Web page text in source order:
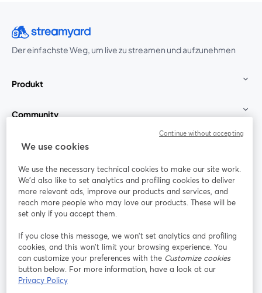
Der einfachste Weg, um live zu streamen und aufzunehmen
Produkt
Community
StreamYard für
Mitmachen
Webinar Facebook
wird in einem neuen Tab geöffnet
X (Twitter)
wird in einem neuen Tab geöffnet
Nutzungsbedingungen
We use cookies
We use the necessary technical cookies to make our site work.
We'd also like to set analytics and profiling cookies to deliver
more relevant ads, improve our products and services, and
reach more people who may love our products. These will be
set only if you accept them.
If you close this message, we won’t set analytics and profiling
cookies, and this won’t limit your browsing experience. You
can customize your preferences with the Customize cookies
button below. For more information, have a look at our
Privacy Policy
Continue without accepting